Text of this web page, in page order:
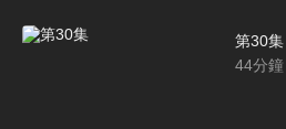
第30集
44分鐘